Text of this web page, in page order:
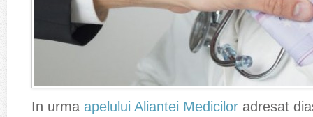
In urma apelului Aliantei Medicilor adresat